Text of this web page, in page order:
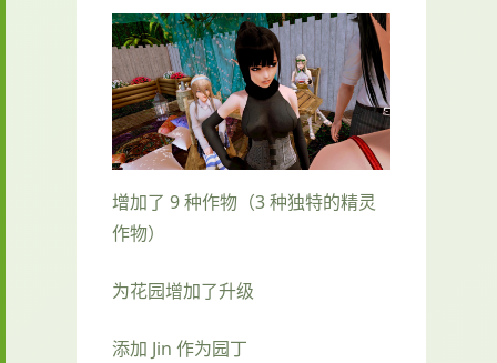
增加了 9 种作物（3 种独特的精灵
作物）
为花园增加了升级
添加 Jin 作为园丁